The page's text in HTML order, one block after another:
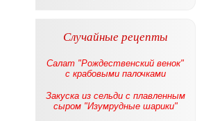
Случайные рецепты
Салат "Рождественский венок"
с крабовыми палочками
Закуска из сельди с плавленным
сыром "Изумрудные шарики"